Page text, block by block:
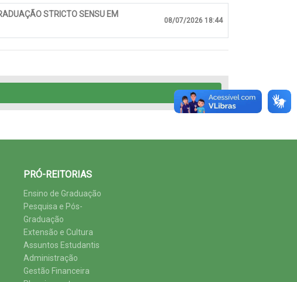
STRICTO SENSU EM
08/07/2026 18:44
PRÓ-REITORIAS
Ensino de Graduação
Pesquisa e Pós-
Graduação
Extensão e Cultura
Assuntos Estudantis
Administração
Gestão Financeira